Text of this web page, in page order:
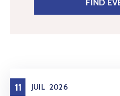
11 JUIL 2026